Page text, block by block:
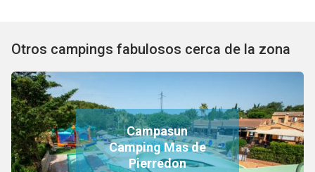
Otros campings fabulosos cerca de la zona
Campasun
Camping Mas de
Pierredon